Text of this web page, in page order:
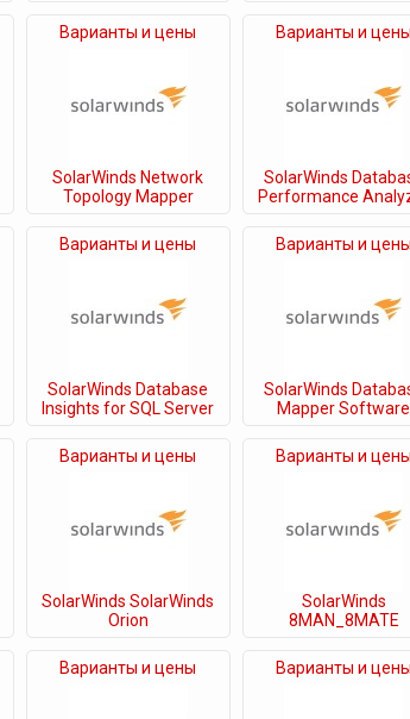
Варианты и цены
SolarWinds Network
Topology Mapper
Варианты и цены
SolarWinds
Performance
Варианты и цены
SolarWinds Database
Insights for SQL Server
Варианты и цены
SolarWinds
Mapper Software
Варианты и цены
SolarWinds SolarWinds
Orion
Варианты и цены
SolarWinds
8MAN_8MATE
Варианты и цены Варианты и цены